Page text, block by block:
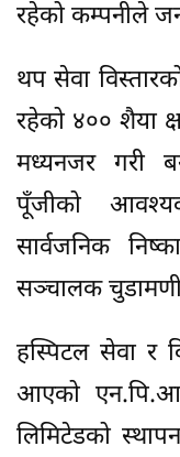
रहेको कम्पनीले
थप सेवा
रहेको ४०० शैया
मध्यनजर गरी
पूँजीको
सार्वजनिक
सञ्चालक
हस्पिटल सेवा र
आएको
लिमिटेडको